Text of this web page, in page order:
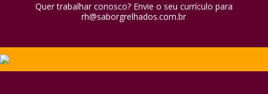
Quer trabalhar conosco? Envie o seu currículo para
rh@saborgrelhados.com.br